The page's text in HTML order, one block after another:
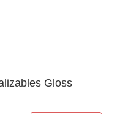
Gloss